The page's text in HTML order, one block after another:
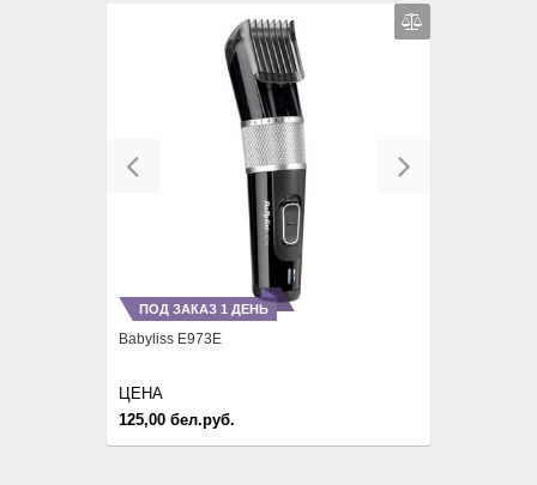
Previous
ПОД ЗАКАЗ 1 ДЕНЬ
Babyliss E973E
125,00 бел.руб.
ЦЕНА